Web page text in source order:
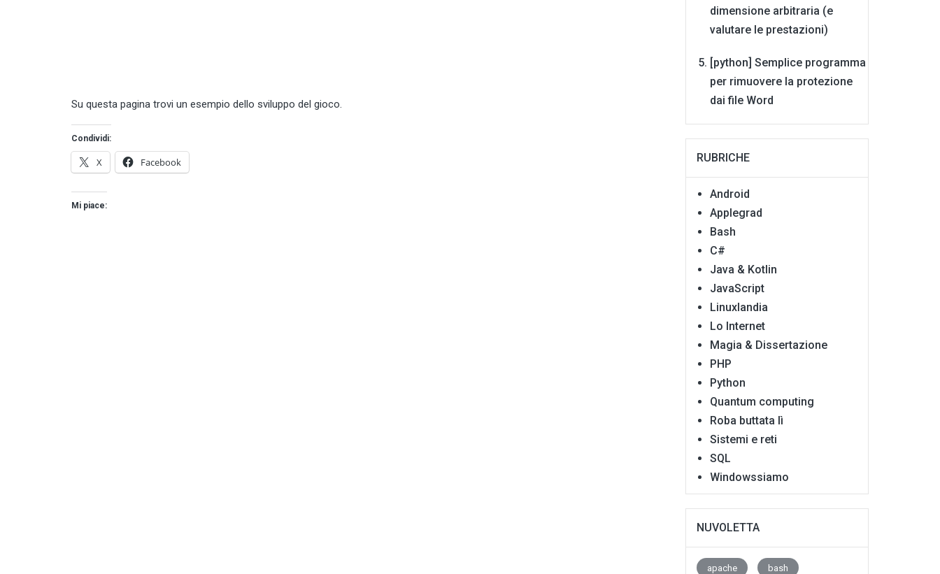
Su questa pagina trovi un esempio dello sviluppo del gioco.
Condividi:
X Facebook
Mi piace:
dimensione arbitraria (e
valutare le prestazioni)
[python] Semplice programma
per rimuovere la protezione
dai file Word
RUBRICHE
Android
Applegrad
Bash
C#
Java & Kotlin
JavaScript
Linuxlandia
Lo Internet
Magia & Dissertazione
PHP
Python
Quantum computing
Roba buttata lì
Sistemi e reti
SQL
Windowssiamo
NUVOLETTA
apache bash